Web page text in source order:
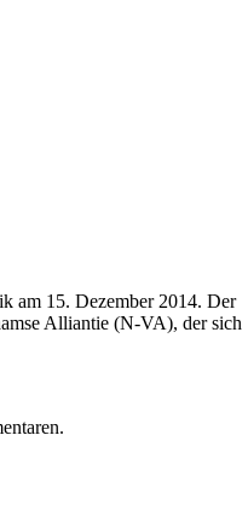
am 15. Dezember 2014. Der
Alliantie (N-VA), der sich